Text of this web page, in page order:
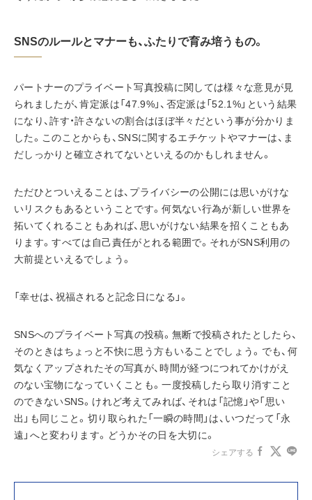
SNSのルールとマナーも、ふたりで育み培うもの。
パートナーのプライベート写真投稿に関しては様々な意見が見
られましたが、肯定派は「47.9%」、否定派は「52.1%」という結果
になり、許す・許さないの割合はほぼ半々だという事が分かりま
した。このことからも、SNSに関するエチケットやマナーは、ま
だしっかりと確立されてないといえるのかもしれません。
ただひとついえることは、プライバシーの公開には思いがけな
いリスクもあるということです。何気ない行為が新しい世界を
拓いてくれることもあれば、思いがけない結果を招くこともあ
ります。すべては自己責任がとれる範囲で。それがSNS利用の
大前提といえるでしょう。
「幸せは、祝福されると記念日になる」。
SNSへのプライベート写真の投稿。無断で投稿されたとしたら、
そのときはちょっと不快に思う方もいることでしょう。でも、何
気なくアップされたその写真が、時間が経つにつれてかけがえ
のない宝物になっていくことも。一度投稿したら取り消すこと
のできないSNS。けれど考えてみれば、それは「記憶」や「思い
出」も同じこと。切り取られた「一瞬の時間」は、いつだって「永
遠」へと変わります。どうかその日を大切に。
シェアする